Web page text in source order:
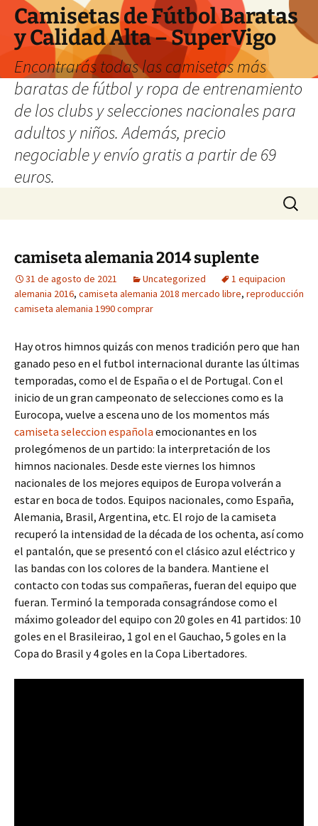
Camisetas de Fútbol Baratas
y Calidad Alta – SuperVigo
Encontrarás todas las camisetas más
baratas de fútbol y ropa de entrenamiento
de los clubs y selecciones nacionales para
adultos y niños. Además, precio
negociable y envío gratis a partir de 69
euros.
Buscar:
camiseta alemania 2014 suplente
31 de agosto de 2021 Uncategorized
1 equipacion
alemania 2016, camiseta alemania 2018 mercado libre, reproducción
camiseta alemania 1990 comprar
Hay otros himnos quizás con menos tradición pero que han
ganado peso en el futbol internacional durante las últimas
temporadas, como el de España o el de Portugal. Con el
inicio de un gran campeonato de selecciones como es la
Eurocopa, vuelve a escena uno de los momentos más
camiseta seleccion española emocionantes en los
prolegómenos de un partido: la interpretación de los
himnos nacionales. Desde este viernes los himnos
nacionales de los mejores equipos de Europa volverán a
estar en boca de todos. Equipos nacionales, como España,
Alemania, Brasil, Argentina, etc. El rojo de la camiseta
recuperó la intensidad de la década de los ochenta, así como
el pantalón, que se presentó con el clásico azul eléctrico y
las bandas con los colores de la bandera. Mantiene el
contacto con todas sus compañeras, fueran del equipo que
fueran. Terminó la temporada consagrándose como el
máximo goleador del equipo con 20 goles en 41 partidos: 10
goles en el Brasileirao, 1 gol en el Gauchao, 5 goles en la
Copa do Brasil y 4 goles en la Copa Libertadores.